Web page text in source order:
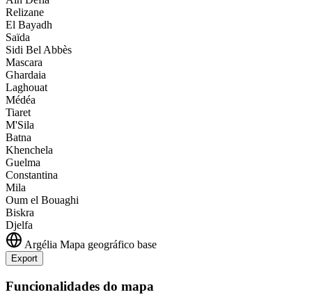
Relizane
El Bayadh
Saïda
Sidi Bel Abbès
Mascara
Ghardaia
Laghouat
Médéa
Tiaret
M'Sila
Batna
Khenchela
Guelma
Constantina
Mila
Oum el Bouaghi
Biskra
Djelfa
Argélia Mapa geográfico base
Export
+
Funcionalidades do mapa